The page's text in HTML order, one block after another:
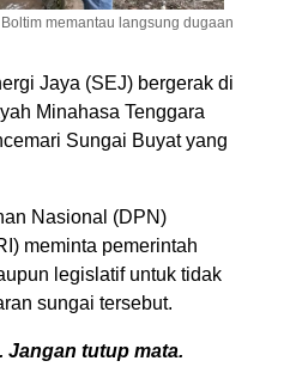
memantau langsung dugaan
Jaya (SEJ) bergerak di
Minahasa Tenggara
Sungai Buyat yang
Nasional (DPN)
meminta pemerintah
legislatif untuk tidak
sungai tersebut.
Jangan tutup mata.